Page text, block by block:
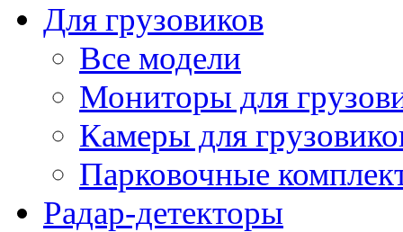
Для грузовиков
Все модели
Мониторы для
Камеры для
Парковочные
Радар-детекторы